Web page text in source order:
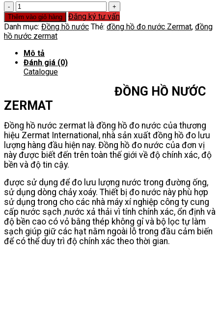
Đồng
hồ
nước
zermat
số
lượng
Thêm vào giỏ hàng
Đăng ký tư vấn
Danh mục: Đồng hồ nước Thẻ: đồng hồ đo nước Zermat, đồng
hồ nước zermat
Mô tả
Đánh giá (0)
Catalogue
ĐỒNG HỒ NƯỚC
ZERMAT
Đồng hồ nước zermat là đồng hồ đo nước của thương
hiệu Zermat International, nhà sản xuất đồng hồ đo lưu
lượng hàng đầu hiện nay. Đồng hồ đo nước của đơn vị
này được biết đến trên toàn thế giới về độ chính xác, độ
bền và độ tin cậy.
được sử dụng để đo lưu lượng nước trong đường ống,
sử dụng dòng chảy xoáy. Thiết bị đo nước này phù hợp
sử dụng trong cho các nhà máy xí nghiệp công ty cung
cấp nước sạch ,nước xả thải vì tính chính xác, ổn định và
độ bền cao có vỏ bằng thép không gỉ và bộ lọc tự làm
sạch giúp giữ các hạt nằm ngoài lỗ trong đầu cảm biến
để có thể duy trì độ chính xác theo thời gian.